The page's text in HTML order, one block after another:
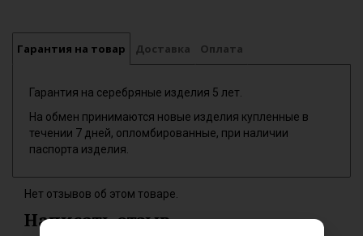
Гарантия на товар Доставка Оплата
Гарантия на серебряные изделия 5 лет.
На обмен принимаются новые изделия купленные в
течении 7 дней, опломбированные, при наличии
паспорта изделия.
Нет отзывов об этом товаре.
Написать отзыв